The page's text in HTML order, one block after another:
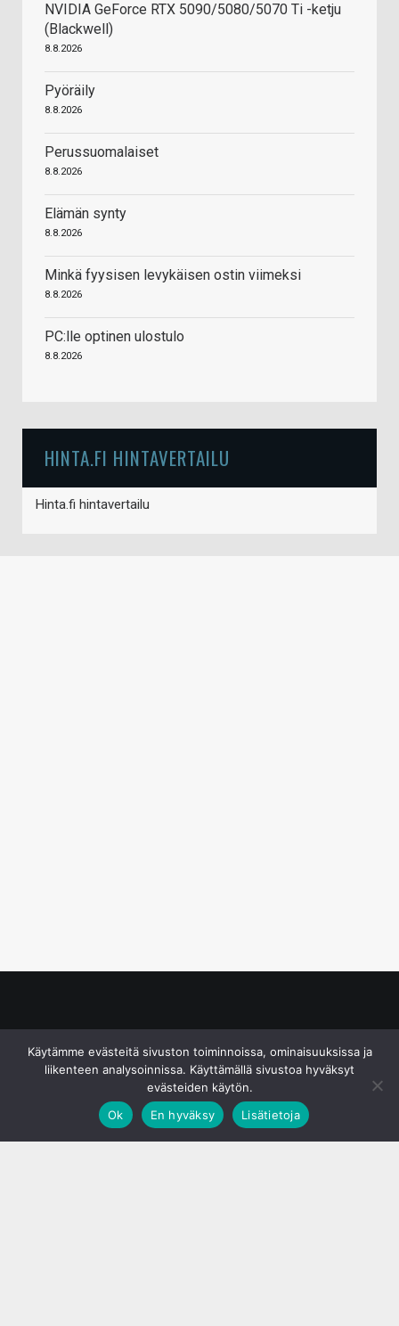
NVIDIA GeForce RTX 5090/5080/5070 Ti -ketju
(Blackwell)
8.8.2026
Pyöräily
8.8.2026
Perussuomalaiset
8.8.2026
Elämän synty
8.8.2026
Minkä fyysisen levykäisen ostin viimeksi
8.8.2026
PC:lle optinen ulostulo
8.8.2026
HINTA.FI HINTAVERTAILU
Hinta.fi hintavertailu
Käytämme evästeitä sivuston toiminnoissa, ominaisuuksissa ja
liikenteen analysoinnissa. Käyttämällä sivustoa hyväksyt
evästeiden käytön.
Ok
En hyväksy Lisätietoja